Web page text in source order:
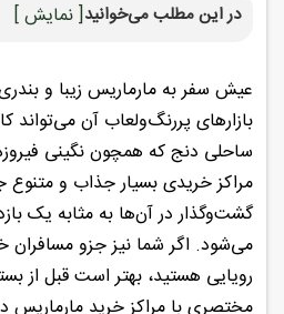
در این مطلب می‌خوانید[ نمایش ]
عیش سفر به مارماریس زیبا و
بازارهای پررنگ‌ولعاب آن می‌تواند
ساحلی دنج که همچون نگینی
مراکز خریدی بسیار جذاب و
گشت‌وگذار در آن‌ها به مثابه یک
می‌شود. اگر شما نیز جزو
رویایی هستید، بهتر است قبل از
مختصری با مراکز خرید مارماریس